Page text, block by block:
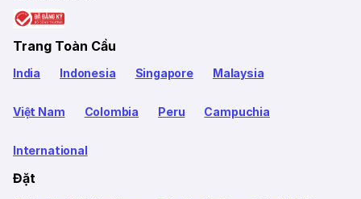
Trang Toàn Cầu
India Indonesia Singapore Malaysia
Việt Nam Colombia Peru Campuchia
International
Đặt